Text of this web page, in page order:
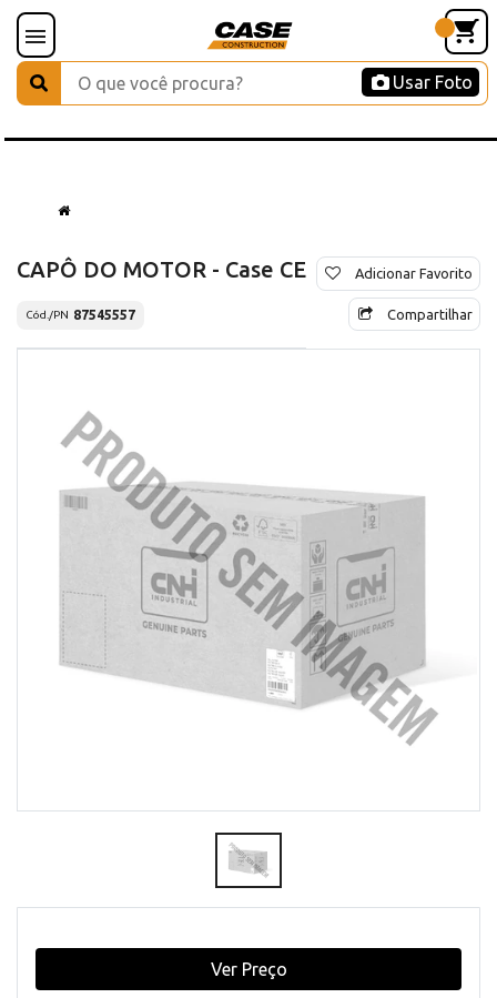
Usar Foto
CAPÔ DO MOTOR - Case CE
Cód./PN 87545557
Adicionar Favorito
Compartilhar
Ver Preço